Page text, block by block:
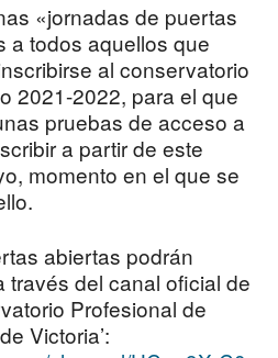
«jornadas de puertas
a todos aquellos que
al conservatorio
2021-2022, para el que
pruebas de acceso a
a partir de este
momento en el que se
abiertas podrán
través del canal oficial de
Profesional de
Victoria’: